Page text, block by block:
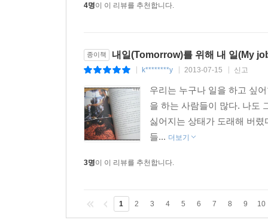
4명이 이 리뷰를 추천합니다.
종이책 내일(Tomorrow)를 위해 내 일(My
k********y 2013-07-15 신고
우리는 누구나 일을 하고 싶
을 하는 사람들이 많다. 나도
싫어지는 상태가 도래해 버
들... 더보기
3명이 이 리뷰를 추천합니다.
1 2 3 4 5 6 7 8 9 10